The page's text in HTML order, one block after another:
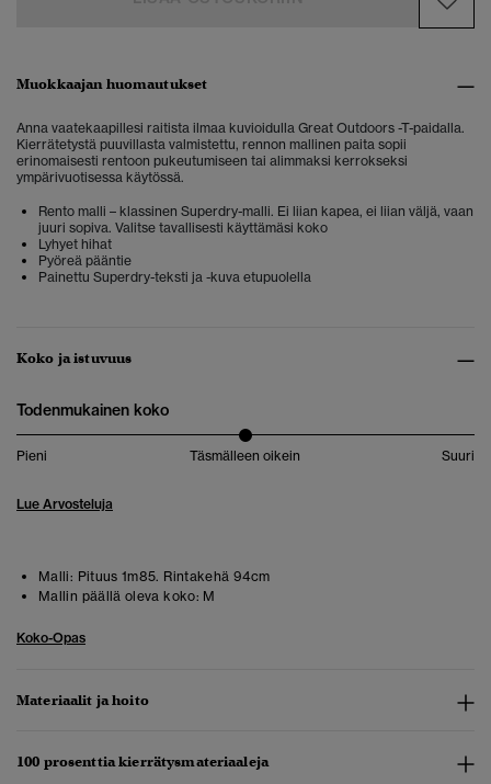
Muokkaajan huomautukset
Anna vaatekaapillesi raitista ilmaa kuvioidulla Great Outdoors -T-paidalla.
Kierrätetystä puuvillasta valmistettu, rennon mallinen paita sopii
erinomaisesti rentoon pukeutumiseen tai alimmaksi kerrokseksi
ympärivuotisessa käytössä.
Rento malli – klassinen Superdry-malli. Ei liian kapea, ei liian väljä, vaan
juuri sopiva. Valitse tavallisesti käyttämäsi koko
Lyhyet hihat
Pyöreä pääntie
Painettu Superdry-teksti ja -kuva etupuolella
Koko ja istuvuus
Todenmukainen koko
Pieni Täsmälleen oikein Suuri
Lue Arvosteluja
Malli: Pituus 1m85. Rintakehä 94cm
Mallin päällä oleva koko: M
Koko-Opas
Materiaalit ja hoito
100 prosenttia kierrätysmateriaaleja